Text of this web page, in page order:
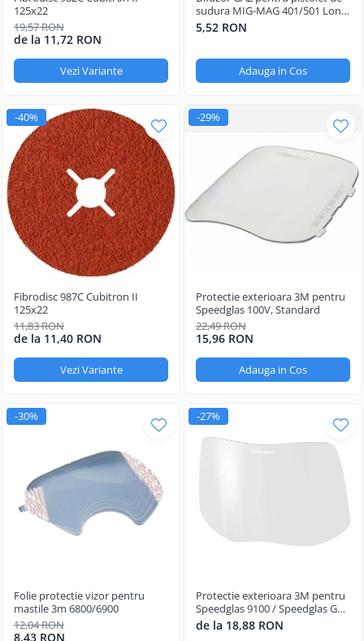
Oculara
Imbracaminte
125x22
19,57 RON
de la 11,72 RON
Vezi Variante
sudura MIG-MAG 401/501 Long
Life
5,52 RON
Adauga in Cos
-40%
Fibrodisc 987C Cubitron II
125x22
11,83 RON
de la 11,40 RON
Vezi Variante
-29%
Protectie exterioara 3M pentru
Speedglas 100V, Standard
22,49 RON
15,96 RON
Adauga in Cos
-30%
Folie protectie vizor pentru
mastile 3m 6800/6900
12,04 RON
8,43 RON
-27%
Protectie exterioara 3M pentru
Speedglas 9100 / Speedglas G5-
01, G5-03
de la 18,88 RON